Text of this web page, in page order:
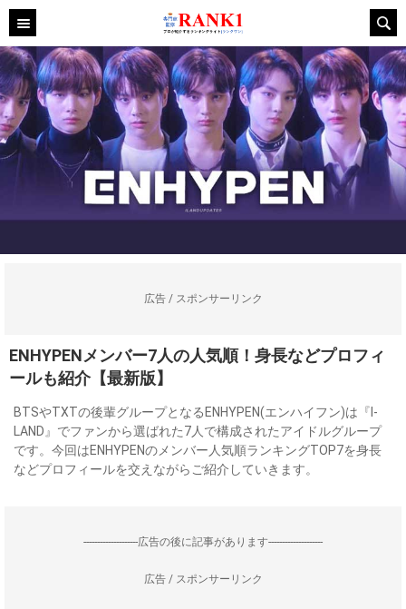
広告 / スポンサーリンク
ENHYPENメンバー7人の人気順！身長などプロフィ
ールも紹介【最新版】
BTSやTXTの後輩グループとなるENHYPEN(エンハイフン)は『I-
LAND』でファンから選ばれた7人で構成されたアイドルグループ
です。今回はENHYPENのメンバー人気順ランキングTOP7を身長
などプロフィールを交えながらご紹介していきます。
--------------------広告の後に記事があります--------------------
広告 / スポンサーリンク